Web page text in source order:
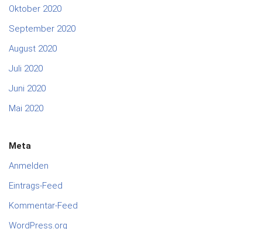
Oktober 2020
September 2020
August 2020
Juli 2020
Juni 2020
Mai 2020
Meta
Anmelden
Eintrags-Feed
Kommentar-Feed
WordPress.org